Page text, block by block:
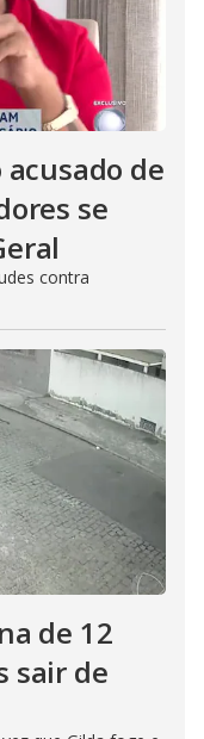
acusado de
se
contra
de 12
sair de